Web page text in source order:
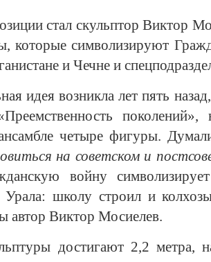
стал скульптор Виктор
которые символизируют
и Чечне и
идея возникла лет пять
четыре фигуры.
на советском и
войну
школу строил и
автор Виктор Мосиелев.
достигают 2,2 метра,